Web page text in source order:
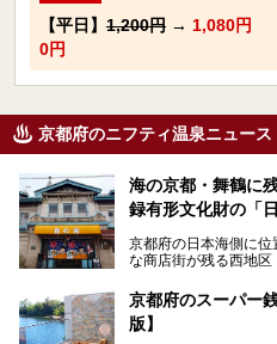
【平日】 1,200円 → 1,080円
0円
京都府のニフティ温泉ニュース
海の京都・舞鶴に
録有形文化財の「
京都府の日本海側に
な商店街が残る西地区
ます。今回案内するの
出湯」と「若の湯」。
れた歴史ある建物であ
京都府のスーパー
版】